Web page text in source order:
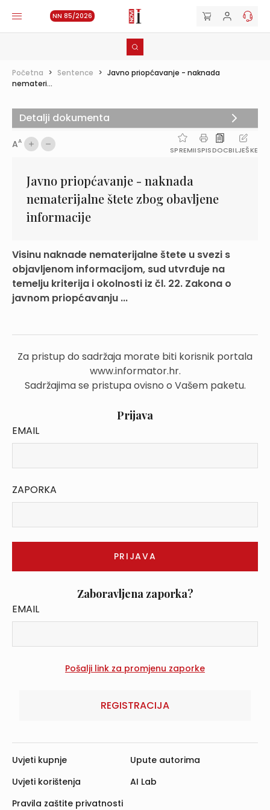
NN 85/2026
Početna > Sentence > Javno priopćavanje - naknada
nemateri...
AA
SPREMIISPISDOCBILJEŠKE
Javno priopćavanje - naknada
nematerijalne štete zbog obavljene
informacije
Visinu naknade nematerijalne štete u svezi s
objavljenom informacijom, sud utvrđuje na
temelju kriterija i okolnosti iz čl. 22. Zakona o
javnom priopćavanju ...
Za pristup do sadržaja morate biti korisnik portala
www.informator.hr.
Sadržajima se pristupa ovisno o Vašem paketu.
Prijava
EMAIL
ZAPORKA
Zaboravljena zaporka?
EMAIL
REGISTRACIJA
Detalji dokumenta
Uvjeti kupnje
Uvjeti korištenja
Pravila zaštite privatnosti
Upute autorima
AI Lab